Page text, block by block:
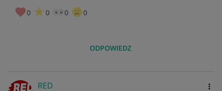
0 0 0 0
ODPOWIEDZ
RED